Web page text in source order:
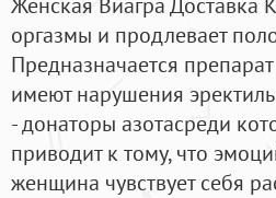
оргазмы и продлевает
Предназначается
имеют нарушения
- донаторы азотасреди
приводит к тому, что
женщина чувствует себя